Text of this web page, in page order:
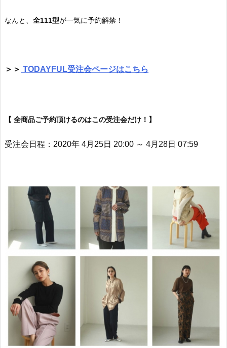
なんと、 全111型が一気に予約解禁！
＞＞ TODAYFUL受注会ページはこちら
【 全商品ご予約頂けるのはこの受注会だけ！】
受注会日程：2020年 4月25日 20:00 ～ 4月28日 07:59